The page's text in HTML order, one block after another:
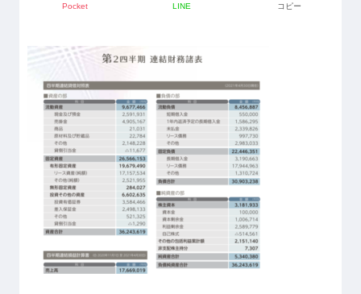
Pocket LINE コピー